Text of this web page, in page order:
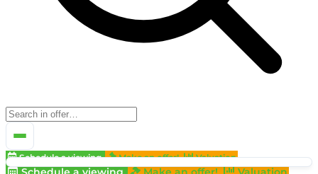
Schedule a viewing Make an offer! Valuation